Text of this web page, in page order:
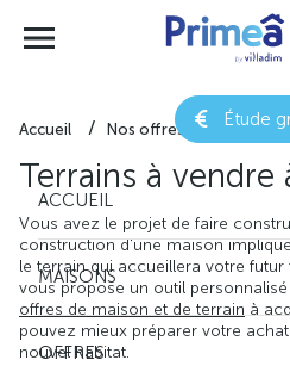
Étude
ACCUEIL
MAISONS
OFFRES
Accueil Nos offres de terrain
Terrains à vendre
Vous avez le projet de faire
construction d'une maison
le terrain qui accueillera votre
vous propose un outil personnalisé
offres de maison et de terrain à
pouvez mieux préparer votre
nouvel habitat.